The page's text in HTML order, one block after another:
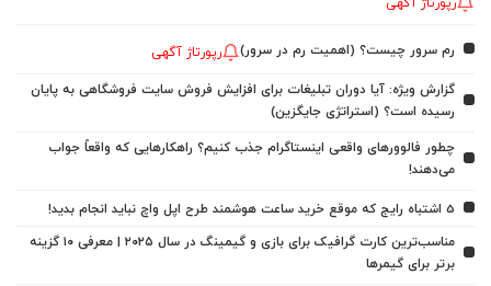
رم سرور چیست؟ (اهمیت رم در سرور) رپورتاژ آگهی
گزارش ویژه: آیا دوران تبلیغات برای افزایش فروش سایت فروشگاهی به پایان
رسیده است؟ (استراتژی جایگزین)
چطور فالوورهای واقعی اینستاگرام جذب کنیم؟ راهکارهایی که واقعاً جواب
می‌دهند!
5 اشتباه رایج که موقع خرید ساعت هوشمند طرح اپل واچ نباید انجام بدید!
مناسب‌ترین کارت گرافیک برای بازی و گیمینگ در سال ۲۰۲۵ | معرفی ۱۰ گزینه
برتر برای گیمرها